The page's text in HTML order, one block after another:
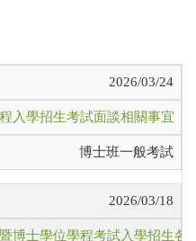
2026/03/24
入學招生考試面談相關事宜（
博士班一般考試
2026/03/18
博士學位學程考試入學招生各